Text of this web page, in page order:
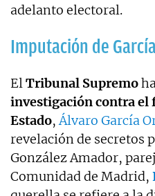
adelanto electoral.
Imputación de
ElTribunal Supremo
investigación contra el
Estado,Álvaro García
revelación de secretos
González Amador,
Comunidad de Madrid,